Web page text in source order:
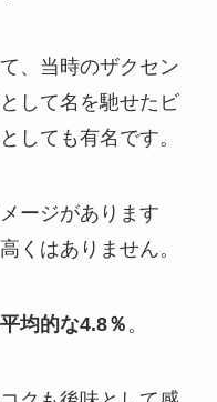
、当時のザクセン
して名を馳せたビ
しても有名です。
ージがあります
くはありません。
均的な4.8％。